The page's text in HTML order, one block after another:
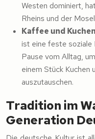
Westen dominiert,
Rheins und der
Kaffee und
ist eine feste soziale
Pause vom Alltag,
einem Stück Kuchen
auszutauschen.
Tradition im
Generation